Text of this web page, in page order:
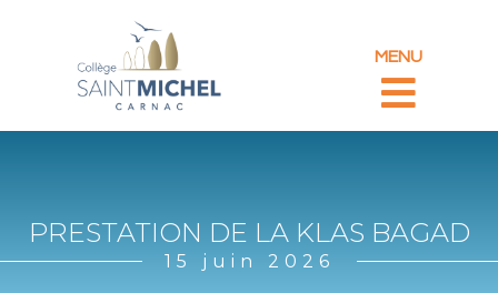
MENU
PRESTATION DE LA KLAS BAGAD
15 juin 2026